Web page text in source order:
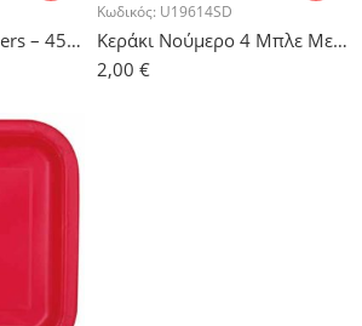
Μπαλόνι Transformers – 45 cm
Κωδικός: U19614SD
Κεράκι Νούμερο 4 Μπλε Μεταλλικό
2,00 €